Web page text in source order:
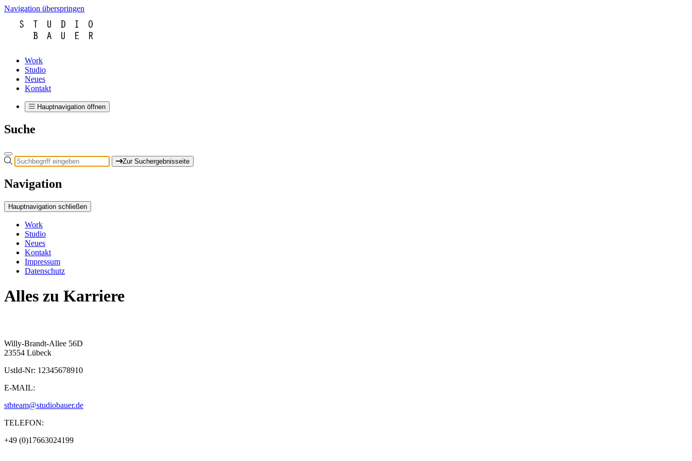
Navigation überspringen
Work
Studio
Neues
Kontakt
Hauptnavigation öffnen
Suche
Zur Suchergebnisseite
Navigation
Hauptnavigation schließen
Work
Studio
Neues
Kontakt
Impressum
Datenschutz
Alles zu Karriere
Willy-Brandt-Allee 56D
23554 Lübeck
UstId-Nr: 12345678910
E-MAIL:
stbteam@studiobauer.de
TELEFON:
+49 (0)17663024199